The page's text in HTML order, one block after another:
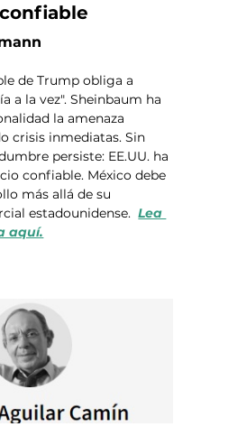
de Trump obliga a
a la vez". Sheinbaum ha
la amenaza
crisis inmediatas. Sin
persiste: EE.UU. ha
confiable. México debe
más allá de su
estadounidense. Lea
aquí.